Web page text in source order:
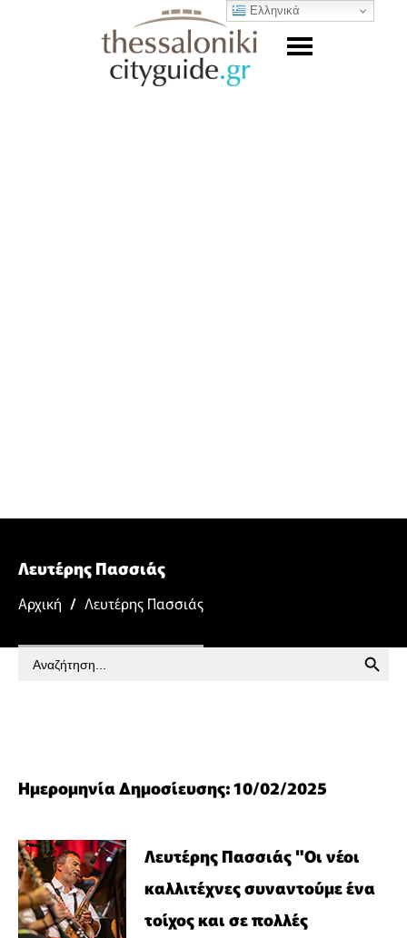
Λευτέρης Πασσιάς
Αρχική / Λευτέρης Πασσιάς
Search
for:
SEARCH BUTTON
Ημερομηνία Δημοσίευσης: 10/02/2025
Λευτέρης Πασσιάς "Οι νέοι
καλλιτέχνες συναντούμε ένα
τοίχος και σε πολλές
Ελληνικά